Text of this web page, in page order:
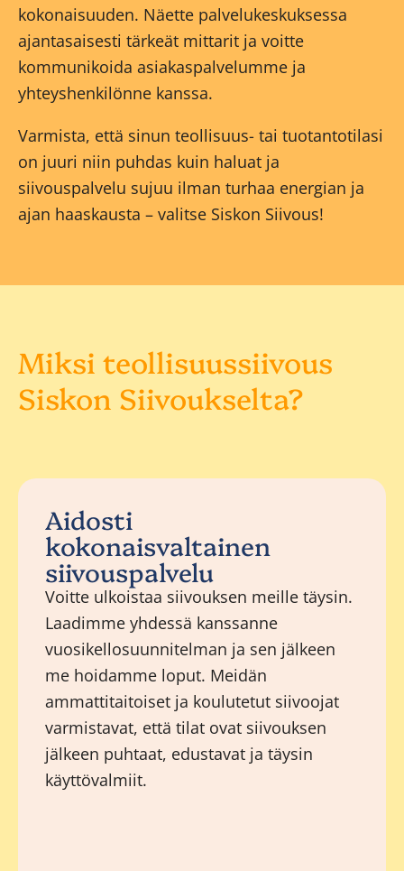
kokonaisuuden. Näette palvelukeskuksessa
ajantasaisesti tärkeät mittarit ja voitte
kommunikoida asiakaspalvelumme ja
yhteyshenkilönne kanssa.
Varmista, että sinun teollisuus- tai tuotantotilasi
on juuri niin puhdas kuin haluat ja
siivouspalvelu sujuu ilman turhaa energian ja
ajan haaskausta – valitse Siskon Siivous!
Miksi teollisuussiivous
Siskon Siivoukselta?
Aidosti
kokonaisvaltainen
siivouspalvelu
Voitte ulkoistaa siivouksen meille täysin.
Laadimme yhdessä kanssanne
vuosikellosuunnitelman ja sen jälkeen
me hoidamme loput. Meidän
ammattitaitoiset ja koulutetut siivoojat
varmistavat, että tilat ovat siivouksen
jälkeen puhtaat, edustavat ja täysin
käyttövalmiit.